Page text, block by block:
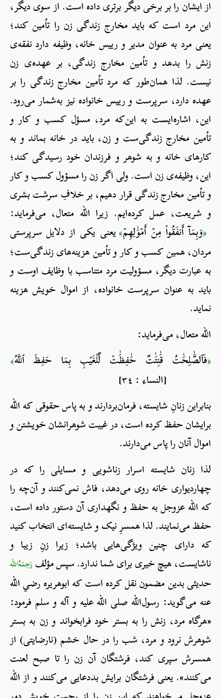
از ایشان را بر برخی دیگر برتری داده است. از سوی دیگر،
این مرد است که باید مخارج زندگی زن را تأمین کند؛
یعنی مرد به عنوان مدیر و رییس خانه، وظیفه دارد نفقه‌ی
زنش را بدهد و تأمین مخارج زندگی، بر عهده‌ی زن
نیست. لذا همان‌طور که مرد تأمین مخارج زندگی را بر
عهده دارد، سرپرست و رییس خانواده نیز به‌شمار می‌رود.
این، اشاره‌ای‎ست به این‌که مرد، مسؤل کسب و کار و
تأمین مخارج زندگی‌ست و زن، باید در خانه بماند و به
کارهای خانه و به شوهر و فرزندان خود رسیدگی کند؛
این، وظیفه‌ی زن است. ولی اگر زن را مسؤول کسب و کار
و تأمین مخارج زندگی قرار دهیم، بر خلافِ سرشت بشری
و شریعت، عمل کرده‌ایم. زیرا الله متعال، می‌فرماید:
﴿وَبِمَآ أَنفَقُواْ مِنۡ أَمۡوَٰلِهِمۡ﴾ یعنی یکی از دلایل سرپرستی
مردان، همین کسب و کار و تأمین هزینه‌های زندگی‌ست؛
به عبارت دیگر، مسؤولیت مرد متناسب با وظایف اوست و
باید به عنوان سرپرست خانواده، از اموال خویش هزینه
نماید.
الله متعال، می‌فرماید:
﴿فَٱلصَّٰلِحَٰتُ قَٰنِتَٰتٌ حَٰفِظَٰتٞ لِّلۡغَيۡبِ بِمَا حَفِظَ ٱللَّهُ﴾
[النساء : ٣٤]
بنابراین زنانِ شایسته، فرمان‌بردارند و به پاس حقوقی که الله
برایشان حفظ کرده است، در غیبت شوهرانشان خویشتن و
اموال آنان را پاس می‌دارند.
لذا زنان شایسته اسرار زناشویی و مسایلی را که در
چهاردیواری خانه روی می‌دهد، فاش نمی‌کنند و آن‌چه را
که الله عزوجل به حفظ و نگهداری آن دستور داده است،
حفظ می‌نمایند. لذا همسرِ نیک و شایسته‌ای انتخاب کنید
که دارای چنین ویژگی‌هایی باشد؛ زیرا زنِ زیبا و
ناشایست، هیچ خیری برای شما ندارد. سپس مؤلف رَحِمَهُ‌الله
حدیثی بدین مضمون نقل کرده است که ابوهریره رضي الله
عنه می‌گوید: رسول‌الله صلی الله علیه و آله و سلم فرمود:
«هرگاه مرد، زنش را به بستر خود فرابخواند و زن به بستر
شوهرش نرود و مرد، شب را در حال خشم (نارضایتی) از
همسرش سپری کند، فرشتگان آن زن را تا صبح لعنت
می‌کنند». یعنی فرشتگان برایش بددعایی می‌کنند و از الله